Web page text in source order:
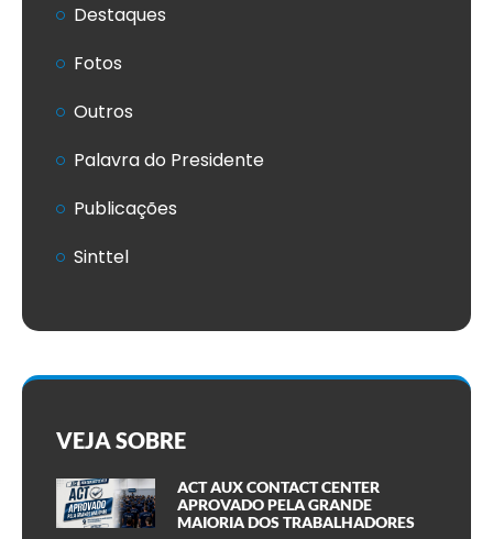
Destaques
Fotos
Outros
Palavra do Presidente
Publicações
Sinttel
VEJA SOBRE
ACT AUX CONTACT CENTER
APROVADO PELA GRANDE
MAIORIA DOS TRABALHADORES